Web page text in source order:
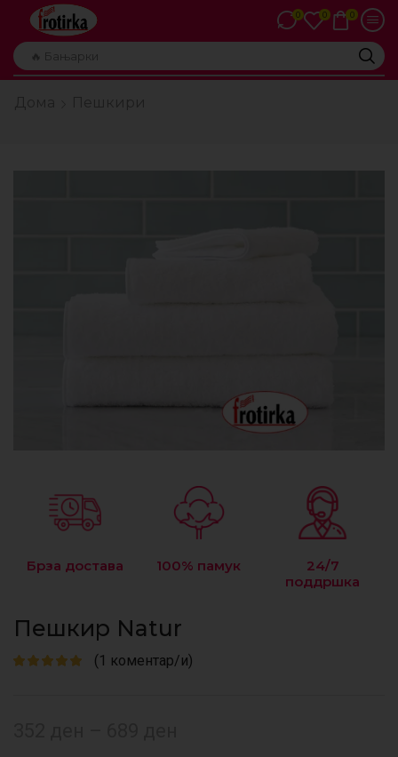
🔥 Бањарки
0 0 0
Брза достава 100% памук
24/7
поддршка
Пешкир Natur
(1 коментар/и)